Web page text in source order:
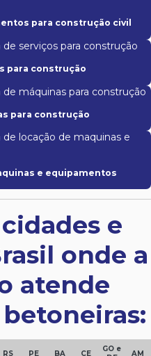
para construção civil
para construção
para construção
e equipamentos
e
onde a
atende
RS PE BA CE
GO e
AM